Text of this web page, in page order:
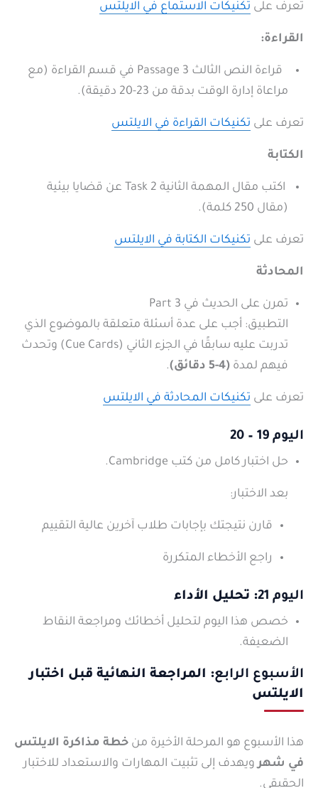
تعرف على تكنيكات الاستماع في الايلتس
القراءة:
قراءة النص الثالث Passage 3 في قسم القراءة (مع
مراعاة إدارة الوقت بدقة من 23-20 دقيقة).
تعرف على تكنيكات القراءة في الايلتس
الكتابة
اكتب مقال المهمة الثانية Task 2 عن قضايا بيئية
(مقال 250 كلمة)
.
تعرف على تكنيكات الكتابة في الايلتس
المحادثة
تمرن على الحديث في Part 3
التطبيق: أجب على عدة أسئلة متعلقة بالموضوع الذي
تدربت عليه سابقًا في الجزء الثاني (Cue Cards) وتحدث
فيهم لمدة (4-5 دقائق) .
تعرف على تكنيكات المحادثة في الايلتس
اليوم 19 – 20
حل اختبار كامل من كتب Cambridge.
بعد الاختبار:
قارن نتيجتك بإجابات طلاب آخرين عالية التقييم
راجع الأخطاء المتكررة
اليوم 21 : تحليل الأداء
خصص هذا اليوم لتحليل أخطائك ومراجعة النقاط
الضعيفة.
الأسبوع الرابع: المراجعة النهائية قبل اختبار
الايلتس
هذا الأسبوع هو المرحلة الأخيرة من خطة مذاكرة الايلتس
في شهرويهدف إلى تثبيت المهارات والاستعداد للاختبار
الحقيقي.